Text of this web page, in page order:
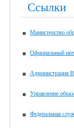
Ссылки
Министерство
Официальный
Администрация
Управление
Федеральная